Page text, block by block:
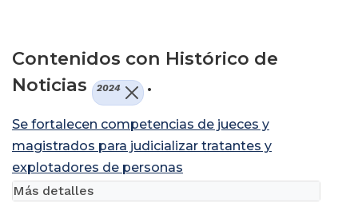
Contenidos con Histórico de
Noticias
2024 .
Se fortalecen competencias de jueces y
magistrados para judicializar tratantes y
explotadores de personas
Más detalles